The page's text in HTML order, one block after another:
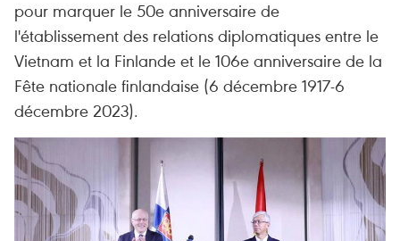
pour marquer le 50e anniversaire de
l'établissement des relations diplomatiques entre le
Vietnam et la Finlande et le 106e anniversaire de la
Fête nationale finlandaise (6 décembre 1917-6
décembre 2023).